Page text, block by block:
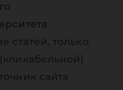
статей, только
сайта